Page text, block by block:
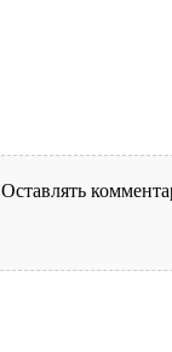
Оставлять